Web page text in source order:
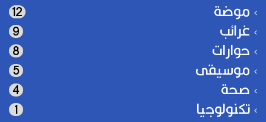
موضة 12
غرائب 9
حوارات 8
موسيقى 5
صحة 4
تكنولوجيا 1